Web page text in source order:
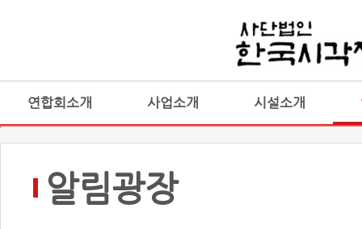
연합회소개 사업소개 시설소개
알림광장